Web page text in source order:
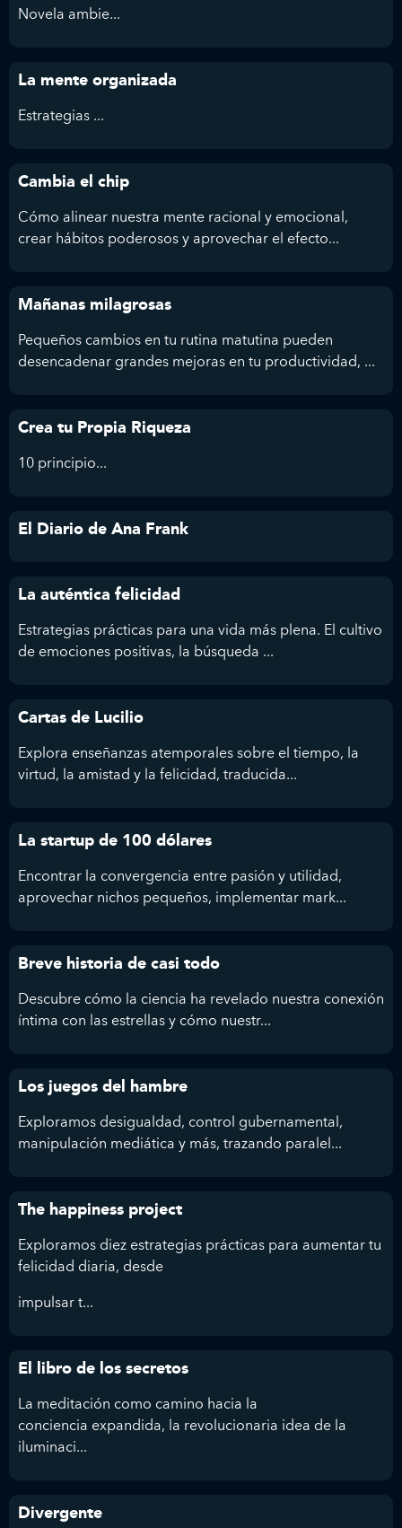
Novela ambie...
La mente organizada
Estrategias ...
Cambia el chip
Cómo alinear nuestra mente racional y emocional,
crear hábitos poderosos y aprovechar el efecto...
Mañanas milagrosas
Pequeños cambios en tu rutina matutina pueden
desencadenar grandes mejoras en tu productividad, ...
Crea tu Propia Riqueza
10 principio...
El Diario de Ana Frank
La auténtica felicidad
Estrategias prácticas para una vida más plena. El cultivo
de emociones positivas, la búsqueda ...
Cartas de Lucilio
Explora enseñanzas atemporales sobre el tiempo, la
virtud, la amistad y la felicidad, traducida...
La startup de 100 dólares
Encontrar la convergencia entre pasión y utilidad,
aprovechar nichos pequeños, implementar mark...
Breve historia de casi todo
Descubre cómo la ciencia ha revelado nuestra conexión
íntima con las estrellas y cómo nuestr...
Los juegos del hambre
Exploramos desigualdad, control gubernamental,
manipulación mediática y más, trazando paralel...
The happiness project
Exploramos diez estrategias prácticas para aumentar tu
felicidad diaria, desde
impulsar t...
El libro de los secretos
La meditación como camino hacia la
conciencia expandida, la revolucionaria idea de la
iluminaci...
Divergente